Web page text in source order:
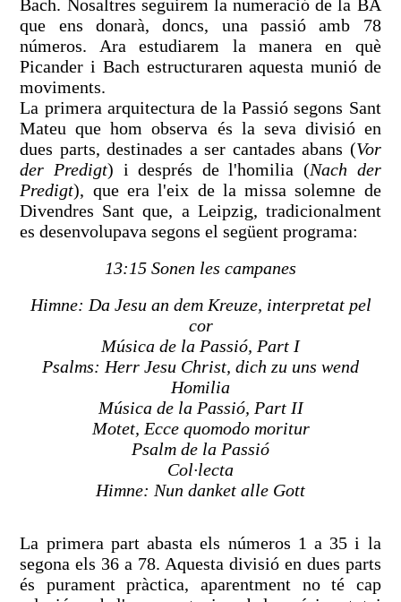
Bach. Nosaltres seguirem la numeració de la BA
que ens donarà, doncs, una passió amb 78
números. Ara estudiarem la manera en què
Picander i Bach estructuraren aquesta munió de
moviments.
La primera arquitectura de la Passió segons Sant
Mateu que hom observa és la seva divisió en
dues parts, destinades a ser cantades abans (Vor
der Predigt) i després de l'homilia (Nach der
Predigt), que era l'eix de la missa solemne de
Divendres Sant que, a Leipzig, tradicionalment
es desenvolupava segons el següent programa:
13:15 Sonen les campanes
Himne: Da Jesu an dem Kreuze, interpretat pel
cor
Música de la Passió, Part I
Psalms: Herr Jesu Christ, dich zu uns wend
Homilia
Música de la Passió, Part II
Motet, Ecce quomodo moritur
Psalm de la Passió
Col·lecta
Himne: Nun danket alle Gott
La primera part abasta els números 1 a 35 i la
segona els 36 a 78. Aquesta divisió en dues parts
és purament pràctica, aparentment no té cap